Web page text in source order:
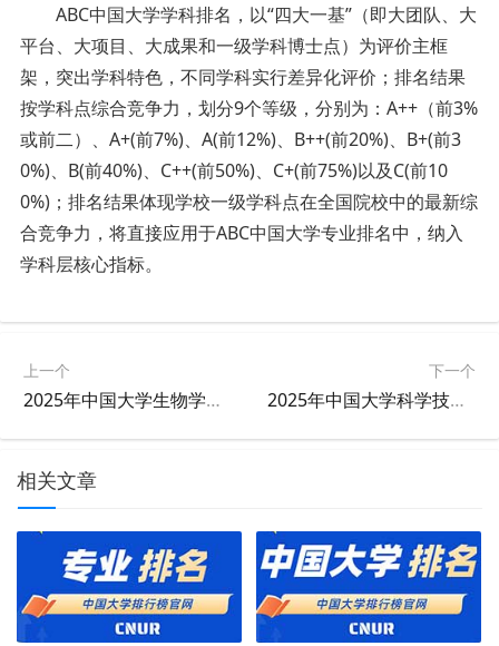
ABC中国大学学科排名，以“四大一基”（即大团队、大
平台、大项目、大成果和一级学科博士点）为评价主框
架，突出学科特色，不同学科实行差异化评价；排名结果
按学科点综合竞争力，划分9个等级，分别为：A++（前3%
或前二）、A+(前7%)、A(前12%)、B++(前20%)、B+(前3
0%)、B(前40%)、C++(前50%)、C+(前75%)以及C(前10
0%)；排名结果体现学校一级学科点在全国院校中的最新综
合竞争力，将直接应用于ABC中国大学专业排名中，纳入
学科层核心指标。
上一个
2025年中国大学生物学学科排名
下一个
2025年中国大学科学技术史学科排名
相关文章